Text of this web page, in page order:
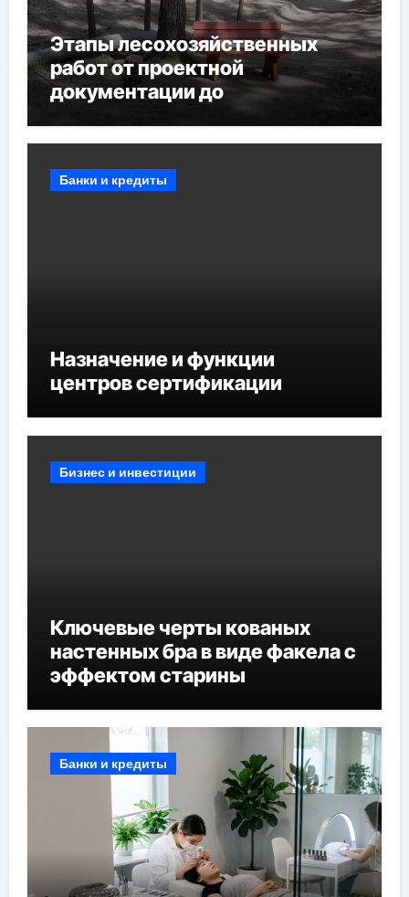
Этапы лесохозяйственных
работ от проектной
документации до
мероприятий и обустройства
Банки и кредиты
Назначение и функции
центров сертификации
Бизнес и инвестиции
Ключевые черты кованых
настенных бра в виде факела с
эффектом старины
Банки и кредиты